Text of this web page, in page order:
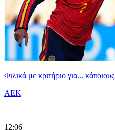
Φιλικά με κριτήριο για... κάποιους
ΑΕΚ
|
12:06